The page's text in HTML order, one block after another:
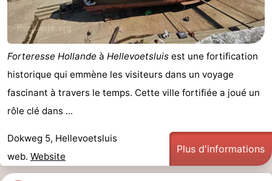
Forteresse Hollande à Hellevoetsluis est une fortification
historique qui emmène les visiteurs dans un voyage
fascinant à travers le temps. Cette ville fortifiée a joué un
rôle clé dans ...
Dokweg 5, Hellevoetsluis
web. Website
Plus d'informations